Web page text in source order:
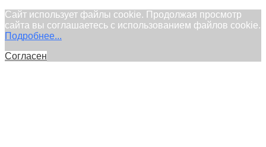
Сайт использует файлы cookie. Продолжая просмотр
сайта вы соглашаетесь с использованием файлов cookie.
Подробнее...
Согласен